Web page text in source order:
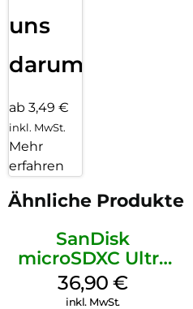
uns
darum!
ab 3,49 €
inkl. MwSt.
Mehr
erfahren
Ähnliche Produkte
SanDisk
microSDXC Ultra
128 GB + Adapter
Mobile
36,90€
inkl. MwSt.